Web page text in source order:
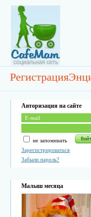
Регистрация
Авторизация на сайте
не запоминать
Зарегистрироваться
Забыли пароль?
Малыш месяца